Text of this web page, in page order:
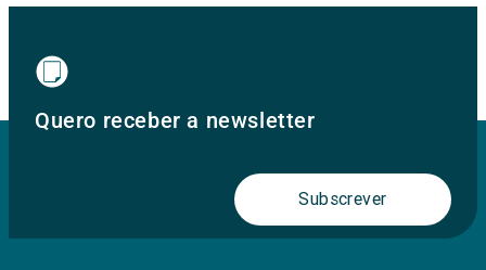
Quero receber a newsletter
Subscrever